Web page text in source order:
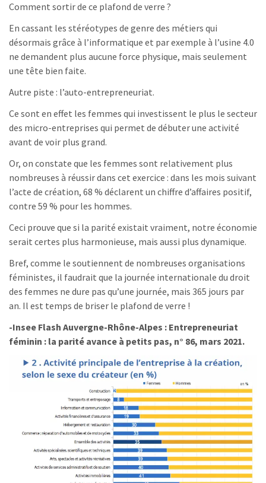
Comment sortir de ce plafond de verre ?
En cassant les stéréotypes de genre des métiers qui
désormais grâce à l’informatique et par exemple à l’usine 4.0
ne demandent plus aucune force physique, mais seulement
une tête bien faite.
Autre piste : l’auto-entrepreneuriat.
Ce sont en effet les femmes qui investissent le plus le secteur
des micro-entreprises qui permet de débuter une activité
avant de voir plus grand.
Or, on constate que les femmes sont relativement plus
nombreuses à réussir dans cet exercice : dans les mois suivant
l’acte de création, 68 % déclarent un chiffre d’affaires positif,
contre 59 % pour les hommes.
Ceci prouve que si la parité existait vraiment, notre économie
serait certes plus harmonieuse, mais aussi plus dynamique.
Bref, comme le soutiennent de nombreuses organisations
féministes, il faudrait que la journée internationale du droit
des femmes ne dure pas qu’une journée, mais 365 jours par
an. Il est temps de briser le plafond de verre !
-Insee Flash Auvergne-Rhône-Alpes : Entrepreneuriat
féminin : la parité avance à petits pas, n° 86, mars 2021.